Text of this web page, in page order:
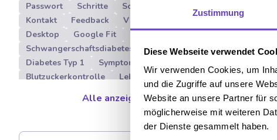
Zustimmung
Diese Webseite verwendet
Wir verwenden Cookies, um
und die Zugriffe auf unsere
Website an unsere Partner für
möglicherweise mit weiteren
der Dienste gesammelt haben.
Passwort
Schritte
Schrittzähler
Kontakt
Feedback
Vitadio App
Desktop
Google Fit
Schwangerschaftsdiabetes
Diabetes Typ 3
Diabetes Typ 1
Symptome
Blutzuckerkontrolle
Lebensmittel
Pathophysiologie
Digitale Therapie
Nephropathie
DiGA
App auf Rezept
Alle anzeigen